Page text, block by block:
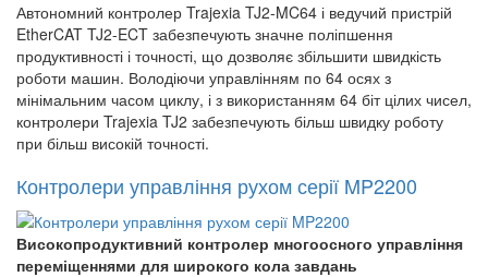
Автономний контролер Trajexia TJ2-MC64 і ведучий пристрій
EtherCAT TJ2-ECT забезпечують значне поліпшення
продуктивності і точності, що дозволяє збільшити швидкість
роботи машин. Володіючи управлінням по 64 осях з
мінімальним часом циклу, і з використанням 64 біт цілих чисел,
контролери Trajexia TJ2 забезпечують більш швидку роботу
при більш високій точності.
Контролери управління рухом серії MP2200
Високопродуктивний контролер многоосного управління
переміщеннями для широкого кола завдань